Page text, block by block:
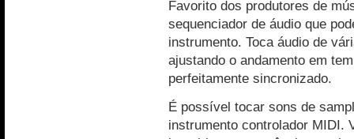
Favorito dos produtores de
sequenciador de áudio que
instrumento. Toca áudio de
ajustando o andamento em
perfeitamente sincronizado.
É possível tocar sons de
instrumento controlador MIDI.